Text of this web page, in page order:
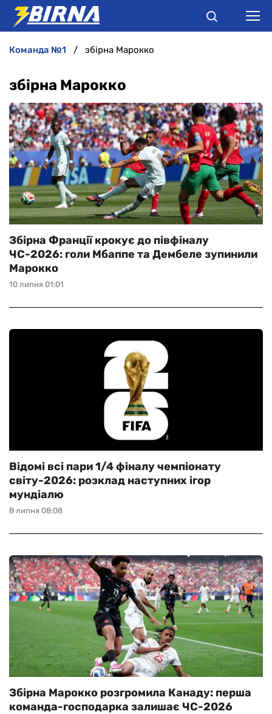
АНАЛІТИКА
ІНТЕРВ'Ю
РІЗНЕ
БУКМЕКЕРИ
команда №1 збірна Марокко
збірна Марокко
10 липня 01:01
Збірна Франції крокує до півфіналу
ЧС-2026: голи Мбаппе та Дембеле зупинили
Марокко
8 липня 08:08
Відомі всі пари 1/4 фіналу чемпіонату
світу-2026: розклад наступних ігор
мундіалю
Збірна Марокко розгромила Канаду: перша
команда-господарка залишає ЧС-2026